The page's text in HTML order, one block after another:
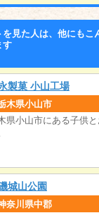
を見た人は、他にもこ
す
製菓 小山工場
木県小山市
県小山市にある子供
城山公園
奈川県中郡